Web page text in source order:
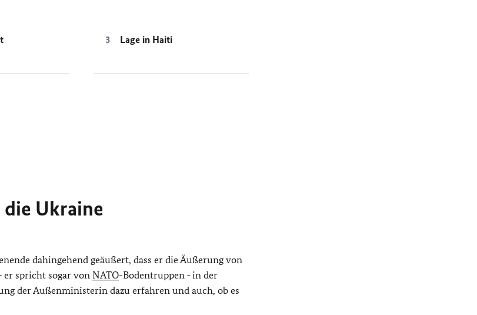
Lage in Haiti
Ukraine
dahingehend geäußert, dass er die Äußerung von
er spricht sogar von NATO-Bodentruppen ‑ in der
der Außenministerin dazu erfahren und auch, ob es